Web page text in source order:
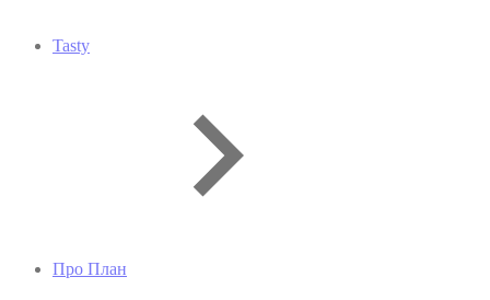
Tasty
Про План